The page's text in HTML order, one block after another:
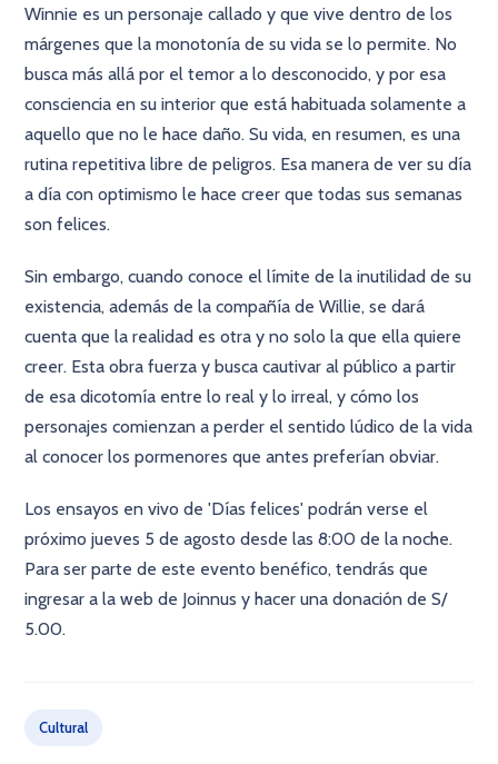
Winnie es un personaje callado y que vive dentro de los
márgenes que la monotonía de su vida se lo permite. No
busca más allá por el temor a lo desconocido, y por esa
consciencia en su interior que está habituada solamente a
aquello que no le hace daño. Su vida, en resumen, es una
rutina repetitiva libre de peligros. Esa manera de ver su día
a día con optimismo le hace creer que todas sus semanas
son felices.
Sin embargo, cuando conoce el límite de la inutilidad de su
existencia, además de la compañía de Willie, se dará
cuenta que la realidad es otra y no solo la que ella quiere
creer. Esta obra fuerza y busca cautivar al público a partir
de esa dicotomía entre lo real y lo irreal, y cómo los
personajes comienzan a perder el sentido lúdico de la vida
al conocer los pormenores que antes preferían obviar.
Los ensayos en vivo de 'Días felices' podrán verse el
próximo jueves 5 de agosto desde las 8:00 de la noche.
Para ser parte de este evento benéfico, tendrás que
ingresar a la web de Joinnus y hacer una donación de S/
5.00.
Cultural